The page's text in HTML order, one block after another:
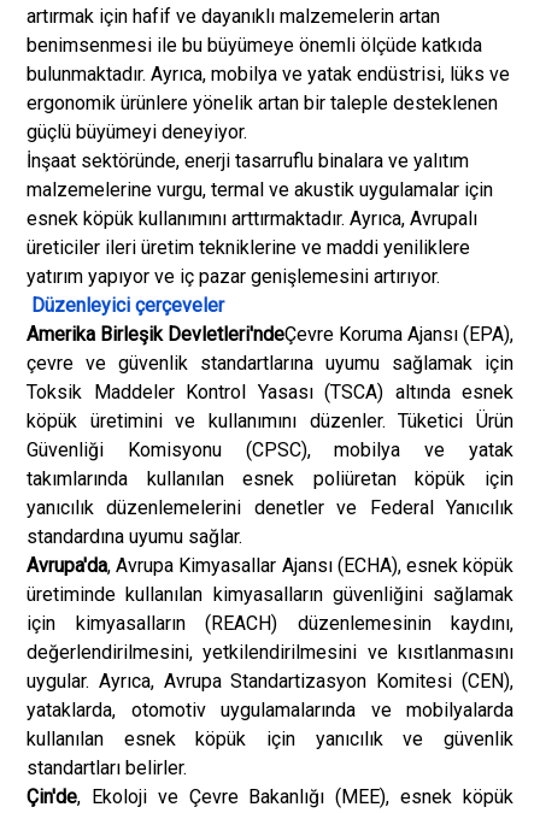
artırmak için hafif ve dayanıklı malzemelerin artan
benimsenmesi ile bu büyümeye önemli ölçüde katkıda
bulunmaktadır. Ayrıca, mobilya ve yatak endüstrisi, lüks ve
ergonomik ürünlere yönelik artan bir taleple desteklenen
güçlü büyümeyi deneyiyor.
İnşaat sektöründe, enerji tasarruflu binalara ve yalıtım
malzemelerine vurgu, termal ve akustik uygulamalar için
esnek köpük kullanımını arttırmaktadır. Ayrıca, Avrupalı
üreticiler ileri üretim tekniklerine ve maddi yeniliklere
yatırım yapıyor ve iç pazar genişlemesini artırıyor.
Düzenleyici çerçeveler
Amerika Birleşik Devletleri'ndeÇevre Koruma Ajansı (EPA),
çevre ve güvenlik standartlarına uyumu sağlamak için
Toksik Maddeler Kontrol Yasası (TSCA) altında esnek
köpük üretimini ve kullanımını düzenler. Tüketici Ürün
Güvenliği Komisyonu (CPSC), mobilya ve yatak
takımlarında kullanılan esnek poliüretan köpük için
yanıcılık düzenlemelerini denetler ve Federal Yanıcılık
standardına uyumu sağlar.
Avrupa'da, Avrupa Kimyasallar Ajansı (ECHA), esnek köpük
üretiminde kullanılan kimyasalların güvenliğini sağlamak
için kimyasalların (REACH) düzenlemesinin kaydını,
değerlendirilmesini, yetkilendirilmesini ve kısıtlanmasını
uygular. Ayrıca, Avrupa Standartizasyon Komitesi (CEN),
yataklarda, otomotiv uygulamalarında ve mobilyalarda
kullanılan esnek köpük için yanıcılık ve güvenlik
standartları belirler.
Çin'de, Ekoloji ve Çevre Bakanlığı (MEE), esnek köpük